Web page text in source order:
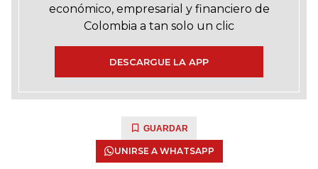
económico, empresarial y financiero de
Colombia a tan solo un clic
DESCARGUE LA APP
GUARDAR
UNIRSE A WHATSAPP